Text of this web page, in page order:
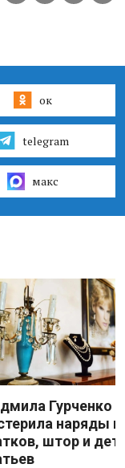
ок
telegram
макс
Гурченко
наряды
штор и